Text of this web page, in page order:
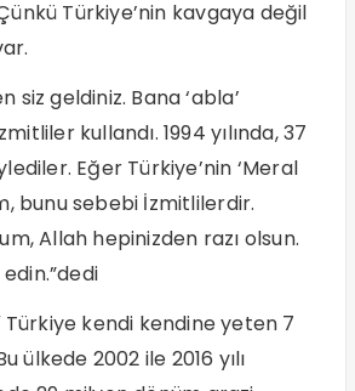
Türkiye’nin kavgaya değil
siz geldiniz. Bana ‘abla’
kullandı. 1994 yılında, 37
Eğer Türkiye’nin ‘Meral
bunu sebebi İzmitlilerdir.
Allah hepinizden razı olsun.
edin.”dedi
Türkiye kendi kendine yeten 7
ülkede 2002 ile 2016 yılı